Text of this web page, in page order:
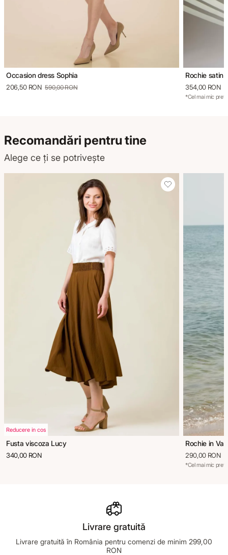
Occasion dress Sophia
206,50 RON 590,00 RON
Rochie satin
354,00 RON
*Cel mai mic preț
Recomandări pentru tine
Alege ce ți se potrivește
Reducere in cos
Fusta viscoza Lucy
340,00 RON
Rochie in
290,00 RON
*Cel mai mic preț
Livrare gratuită
Livrare gratuită în România pentru comenzi de minim 299,00
RON